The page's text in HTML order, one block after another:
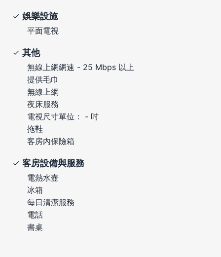
娛樂設施
平面電視
其他
無線上網網速 - 25 Mbps 以上
提供毛巾
無線上網
夜床服務
電視尺寸單位： - 吋
拖鞋
客房內保險箱
客房設備與服務
電熱水壺
冰箱
每日清潔服務
電話
書桌